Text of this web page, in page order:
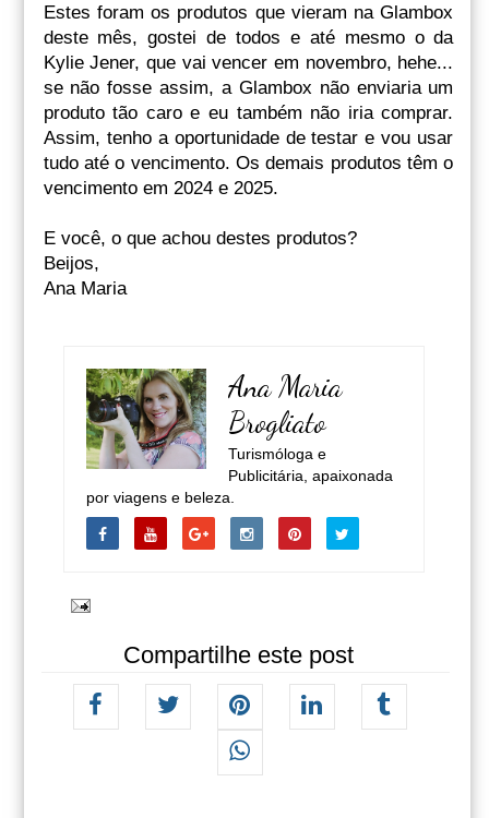
Estes foram os produtos que vieram na Glambox
deste mês, gostei de todos e até mesmo o da
Kylie Jener, que vai vencer em novembro, hehe...
se não fosse assim, a Glambox não enviaria um
produto tão caro e eu também não iria comprar.
Assim, tenho a oportunidade de testar e vou usar
tudo até o vencimento. Os demais produtos têm o
vencimento em 2024 e 2025.
E você, o que achou destes produtos?
Beijos,
Ana Maria
Ana Maria
Brogliato
Turismóloga e
Publicitária, apaixonada
por viagens e beleza.
Compartilhe este post